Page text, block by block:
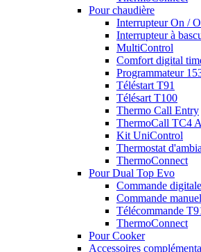
Pour chaudière
Interrupteur On /
Interrupteur à
MultiControl
Comfort digital
Programmateur
Téléstart T91
Télésart T100
Thermo Call Entry
ThermoCall TC4
Kit UniControl
Thermostat
ThermoConnect
Pour Dual Top Evo
Commande
Commande
Télécommande
ThermoConnect
Pour Cooker
Accessoires